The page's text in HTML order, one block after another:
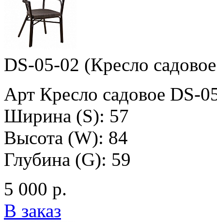
DS-05-02 (Кресло
Арт Кресло садовое DS-
Ширина (S): 57
Высота (W): 84
Глубина (G): 59
5 000 р.
В заказ